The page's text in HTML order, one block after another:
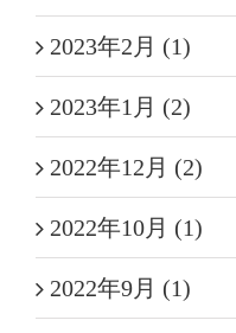
2023年2月 (1)
2023年1月 (2)
2022年12月 (2)
2022年10月 (1)
2022年9月 (1)